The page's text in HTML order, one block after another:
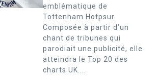
emblématique de
Tottenham Hotpsur.
Composée à partir d’un
chant de tribunes qui
parodiait une publicité, elle
atteindra le Top 20 des
charts UK....